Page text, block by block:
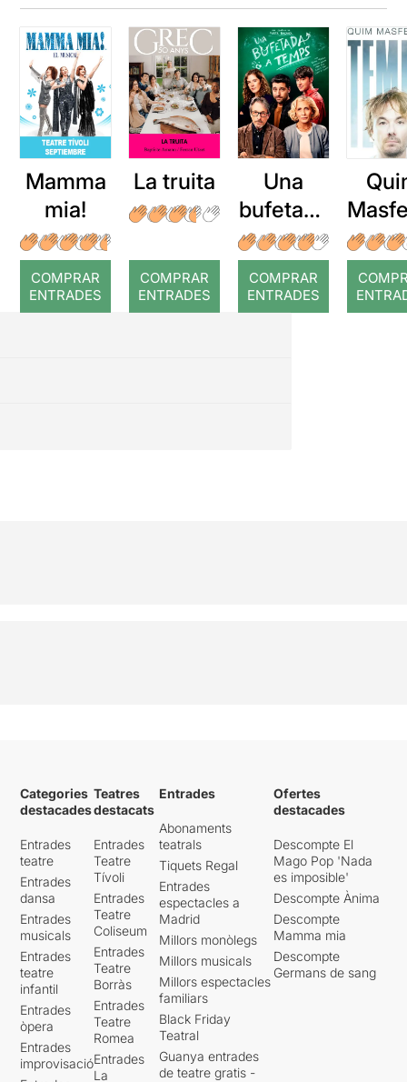
Mamma
mia!
COMPRAR
ENTRADES
La truita
COMPRAR
ENTRADES
Una
bufetada
a temps
COMPRAR
ENTRADES
r:
Categories
destacades
Entrades
teatre
Entrades
dansa
Entrades
musicals
Entrades
teatre
infantil
Entrades
òpera
Entrades
improvisació
Teatres
destacats
Entrades
Teatre
Tívoli
Entrades
Teatre
Coliseum
Entrades
Teatre
Borràs
Entrades
Teatre
Romea
Entrades
La
Entrades
Abonaments
teatrals
Tiquets Regal
Entrades
espectacles a
Madrid
Millors monòlegs
Millors musicals
Millors espectacles
familiars
Black Friday
Teatral
Guanya entrades
de teatre gratis -
Ofertes
destacades
Descompte El
Mago Pop 'Nada
es imposible'
Descompte Ànima
Descompte
Mamma mia
Descompte
Germans de sang